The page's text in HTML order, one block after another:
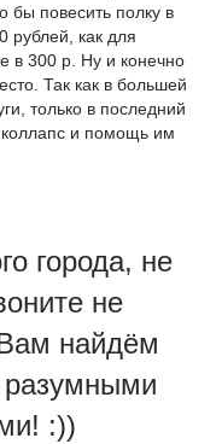
бы повесить полку в
рублей, как для
в 300 р. Ну и конечно
Так как в большей
только в последний
и помощь им
города, не
не
найдём
разумными
:))